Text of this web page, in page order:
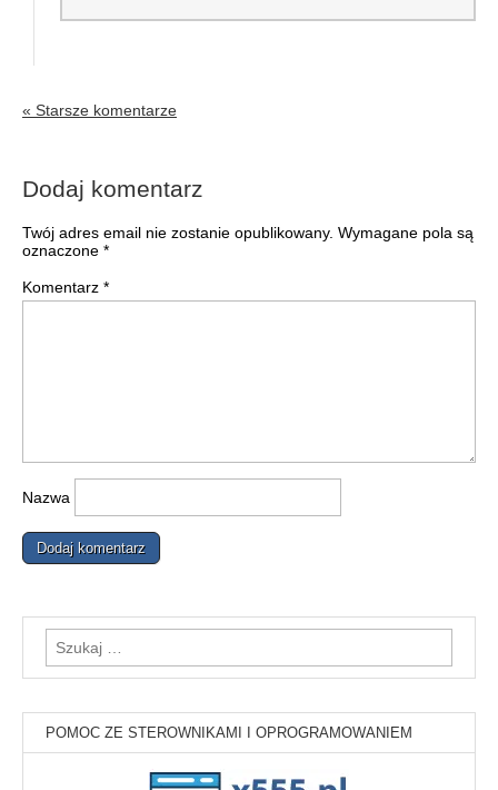
« Starsze komentarze
Dodaj komentarz
Twój adres email nie zostanie opublikowany. Wymagane pola są
oznaczone *
Komentarz *
Nazwa
Szukaj:
POMOC ZE STEROWNIKAMI I OPROGRAMOWANIEM